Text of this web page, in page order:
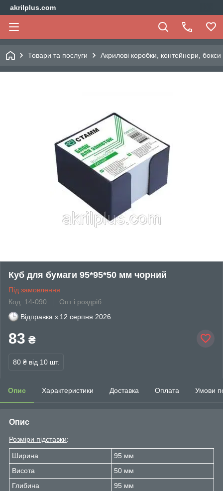
akrilplus.com
Товари та послуги Акрилові коробки, контейнери,
Куб для бумаги 95*95*50 мм чорний
Під замовлення
Код: 14-090
Опт і роздріб
Відправка з 12 серпня 2026
83 ₴
80 ₴ від 10 шт.
Опис Характеристики Доставка Оплата Умови
Опис
Розміри підставки:
Ширина
95 мм
Висота
50 мм
Глибина
95 мм